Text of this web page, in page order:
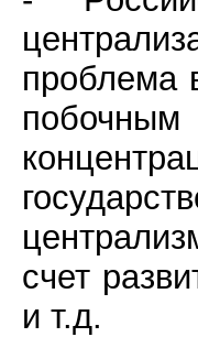
проблема
счет
и т.д.